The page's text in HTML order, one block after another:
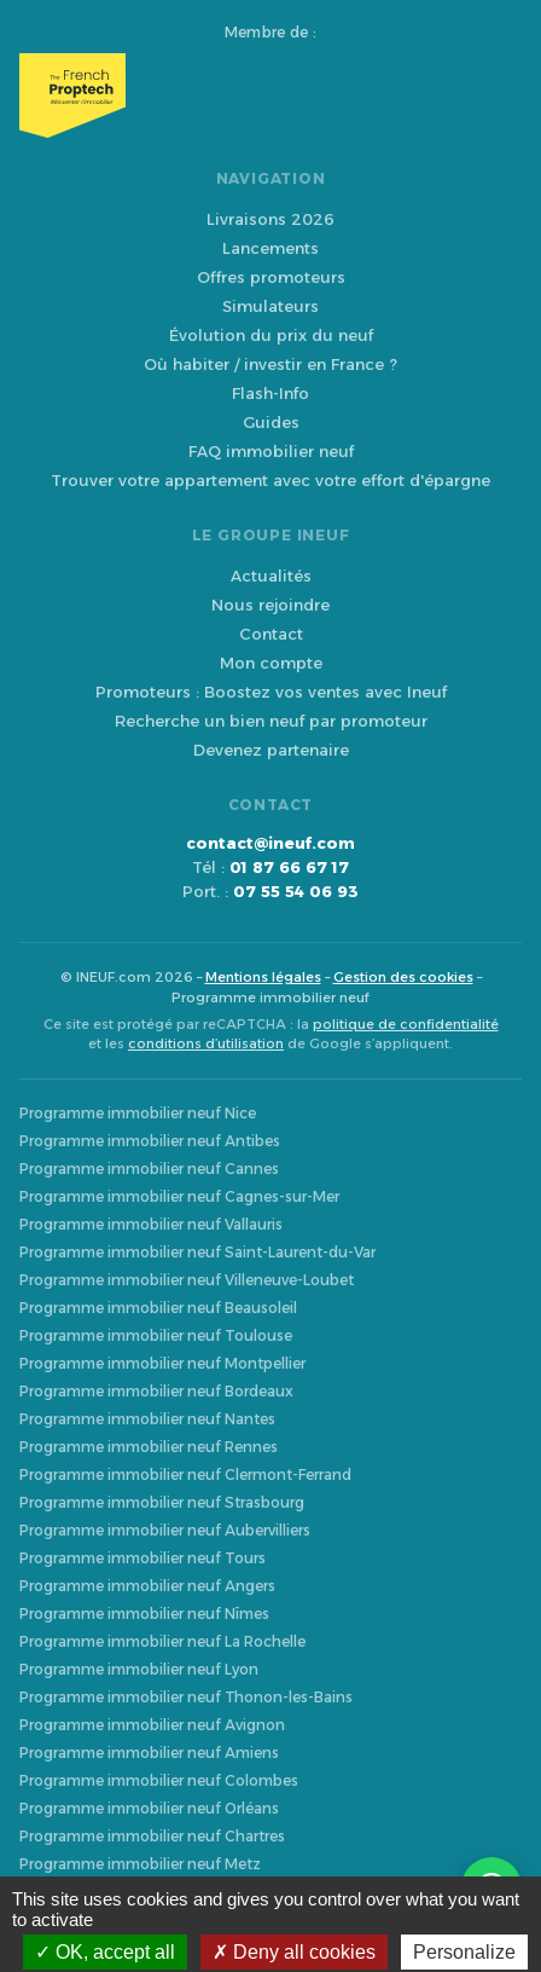
Membre de :
NAVIGATION
Livraisons 2026
Lancements
Offres promoteurs
Simulateurs
Évolution du prix du neuf
Où habiter / investir en France ?
Flash-Info
Guides
FAQ immobilier neuf
Trouver votre appartement avec votre effort d'épargne
LE GROUPE INEUF
Actualités
Nous rejoindre
Contact
Mon compte
Promoteurs : Boostez vos ventes avec Ineuf
Recherche un bien neuf par promoteur
Devenez partenaire
CONTACT
contact@ineuf.com
Tél : 01 87 66 67 17
Port. : 07 55 54 06 93
© INEUF.com 2026 –Mentions légales–Gestion des cookies–
Programme immobilier neuf
Ce site est protégé par reCAPTCHA : la politique de confidentialité
et les conditions d’utilisation de Google s’appliquent.
Programme immobilier neuf Nice
Programme immobilier neuf Antibes
Programme immobilier neuf Cannes
Programme immobilier neuf Cagnes-sur-Mer
Programme immobilier neuf Vallauris
Programme immobilier neuf Saint-Laurent-du-Var
Programme immobilier neuf Villeneuve-Loubet
Programme immobilier neuf Beausoleil
Programme immobilier neuf Toulouse
Programme immobilier neuf Montpellier
Programme immobilier neuf Bordeaux
Programme immobilier neuf Nantes
Programme immobilier neuf Rennes
Programme immobilier neuf Clermont-Ferrand
Programme immobilier neuf Strasbourg
Programme immobilier neuf Aubervilliers
Programme immobilier neuf Tours
Programme immobilier neuf Angers
Programme immobilier neuf Nîmes
Programme immobilier neuf La Rochelle
Programme immobilier neuf Lyon
Programme immobilier neuf Thonon-les-Bains
Programme immobilier neuf Avignon
Programme immobilier neuf Amiens
Programme immobilier neuf Colombes
Programme immobilier neuf Orléans
Programme immobilier neuf Chartres
Programme immobilier neuf Metz
Programme immobilier neuf Caen
Programme immobilier neuf Dijon
Programme immobilier neuf Villeurbanne
This site uses cookies and gives you control over what you want
to activate
OK, accept all
Deny all cookies Personalize